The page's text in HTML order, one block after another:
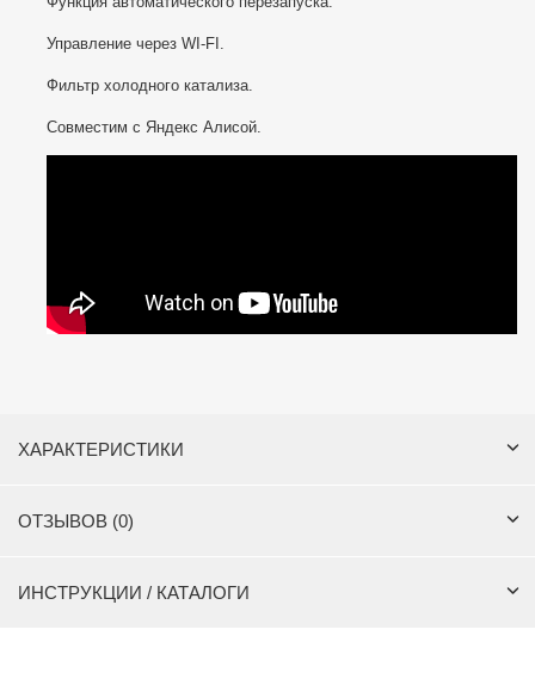
Управление через WI-FI.
Фильтр холодного катализа.
Совместим с Яндекс Алисой.
ХАРАКТЕРИСТИКИ
ОТЗЫВОВ (0)
ИНСТРУКЦИИ / КАТАЛОГИ